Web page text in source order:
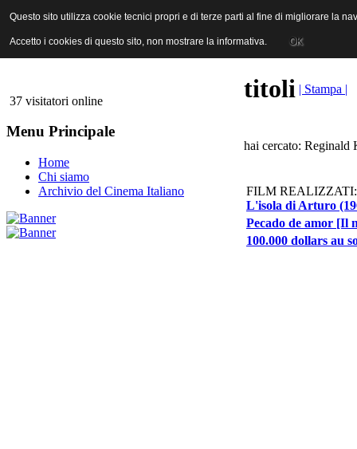
ANICA | Associazione Nazionale Industrie Cinematografiche
37 visitatori online
Menu Principale
Home
Chi siamo
Archivio del Cinema Italiano
titoli | Stampa |
hai cercato: Reginald
FILM REALIZZATI:
L'isola di Arturo
Pecado de amor [Il
100.000 dollars au
Questo sito utilizza cookie tecnici propri e di terze parti al fine di migliorare la
Accetto i cookies di questo sito, non mostrare la informativa. OK
Questo sito utilizza cookie tecnici propri e di terze parti al fine di migliorare la
Accetto i cookies di questo sito, non mostrare la informativa. OK